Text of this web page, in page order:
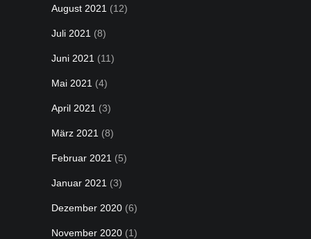
August 2021 (12)
Juli 2021 (8)
Juni 2021 (11)
Mai 2021 (4)
April 2021 (3)
März 2021 (8)
Februar 2021 (5)
Januar 2021 (3)
Dezember 2020 (6)
November 2020 (1)